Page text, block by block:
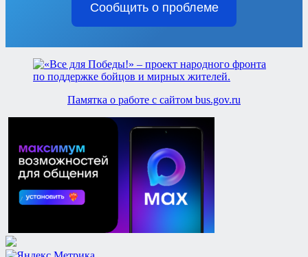
Сообщить о проблеме
Памятка о работе с сайтом bus.gov.ru